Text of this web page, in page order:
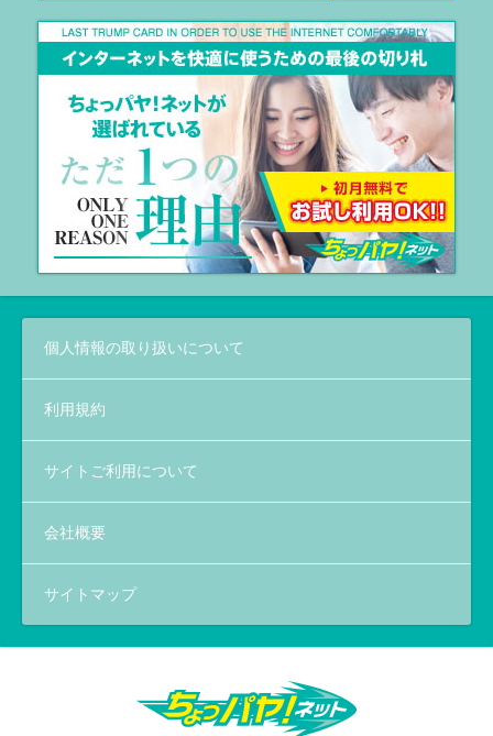
個人情報の取り扱いについて
利用規約
サイトご利用について
会社概要
サイトマップ